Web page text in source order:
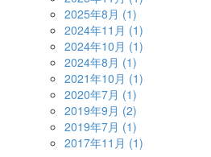
2025年8月 (1)
2024年11月 (1)
2024年10月 (1)
2024年8月 (1)
2021年10月 (1)
2020年7月 (1)
2019年9月 (2)
2019年7月 (1)
2017年11月 (1)